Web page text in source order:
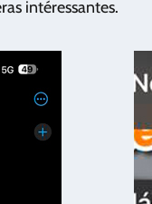
intéressantes.